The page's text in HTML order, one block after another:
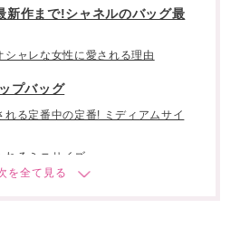
新作まで!シャネルのバッグ最
シャレな女性に愛される理由
プバッグ
れる定番中の定番! ミディアムサイ
れるミニサイズ